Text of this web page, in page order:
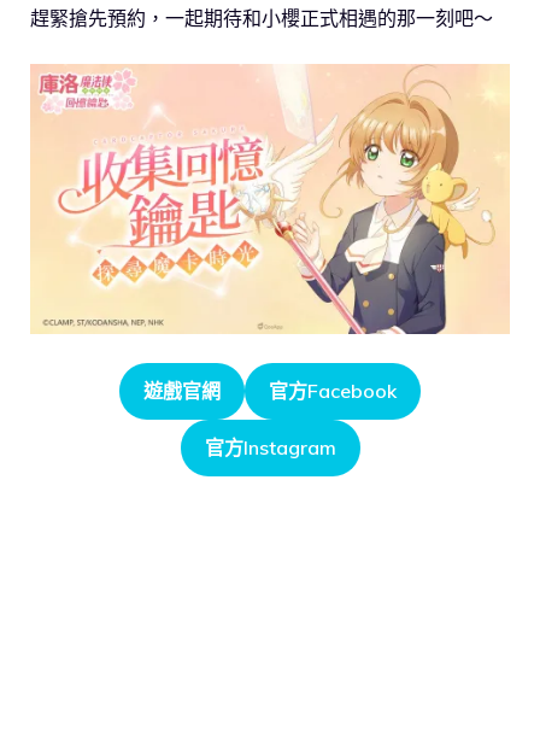
趕緊搶先預約，一起期待和小櫻正式相遇的那一刻吧～
遊戲官網 官方Facebook
官方Instagram